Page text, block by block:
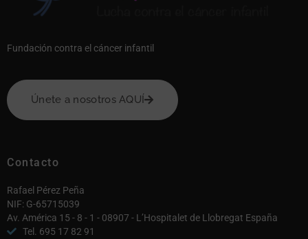
Fundación contra el cáncer infantil
Únete a nosotros AQUÍ
Contacto
Rafael Pérez Peña
NIF: G-65715039
Av. América 15 - 8 - 1 - 08907 - L’Hospitalet de Llobregat España
Tel. 695 17 82 91